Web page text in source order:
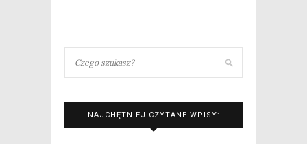
NAJCHĘTNIEJ CZYTANE WPISY: